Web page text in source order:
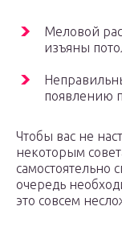
Меловой
изъяны
появлению
Чтобы вас не
некоторым
самостоятельно
очередь
это совсем